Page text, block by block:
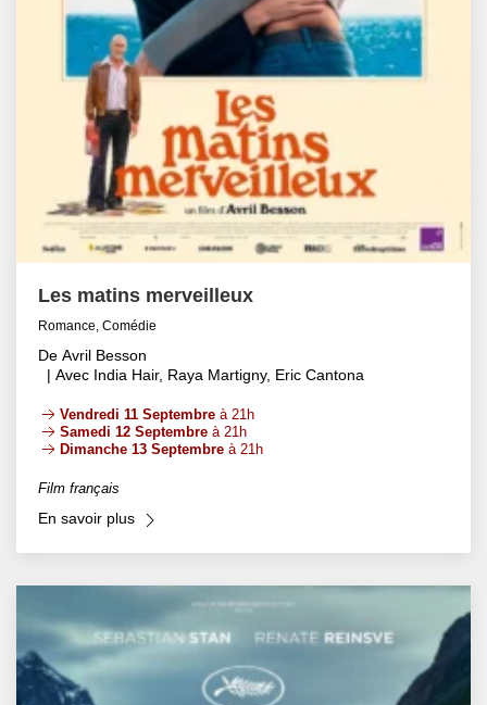
Les matins merveilleux
Romance, Comédie
De Avril Besson
| Avec India Hair, Raya Martigny, Eric Cantona
Vendredi 11 Septembre à 21h
Samedi 12 Septembre à 21h
Dimanche 13 Septembre à 21h
Film français
En savoir plus